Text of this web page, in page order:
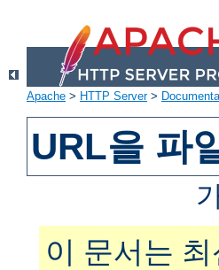
Apache > HTTP Server>
URL을 파
이 문서는